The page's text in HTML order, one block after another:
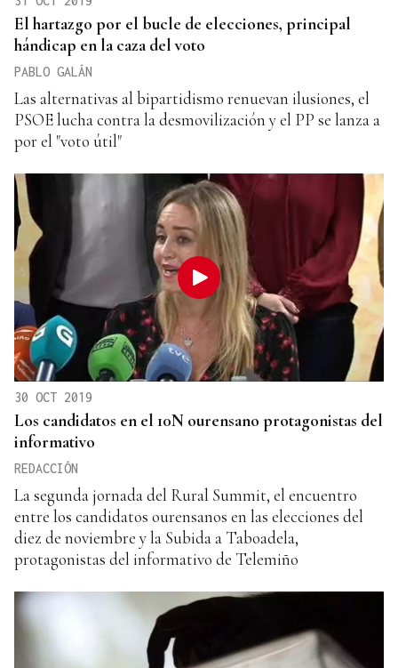
El hartazgo por el bucle de elecciones, principal
hándicap en la caza del voto
PABLO GALÁN
Las alternativas al bipartidismo renuevan ilusiones, el
PSOE lucha contra la desmovilización y el PP se lanza a
por el "voto útil"
30 OCT 2019
Los candidatos en el 10N ourensano protagonistas del
informativo
REDACCIÓN
La segunda jornada del Rural Summit, el encuentro
entre los candidatos ourensanos en las elecciones del
diez de noviembre y la Subida a Taboadela,
protagonistas del informativo de Telemiño